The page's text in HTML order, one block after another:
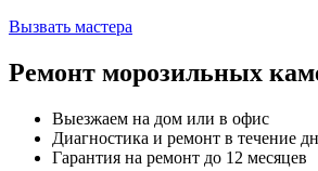
Вызвать мастера
Ремонт морозильных
Выезжаем на дом или в офис
Диагностика и ремонт в течение
Гарантия на ремонт до 12 месяцев